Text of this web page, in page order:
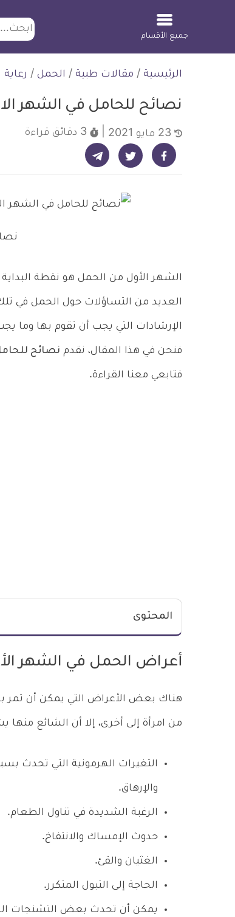
ابحث
جميع الأقسام
الرئيسية / مقالات طبية / الحمل /
نصائح للحامل في الشهر
3 دقائق قراءة
شارك على فيسبوك - ديلي ميديكال انفو شارك على تويتر - ديلي ميديكال انفو شارك على تيليجرام - ديلي ميديكال انفو
الشهر الأول من الحمل هو نقطة
العديد من التساؤلات حول الحمل في
الإرشادات التي يجب أن تقوم بها وما
فنحن في هذا المقال، نقدم نصائح
فتابعي معنا القراءة.
المحتوى
أعراض الحمل في الشهر
هناك بعض الأعراض التي يمكن أن تمر
من امرأة إلى أخرى، إلا أن الشائع منها
التغيرات الهرمونية التي تحدث
والإرهاق.
الرغبة الشديدة في تناول الطعام.
حدوث الإمساك والانتفاخ.
الغثيان والقئ.
الحاجة إلى التبول المتكرر.
يمكن أن تحدث بعض التشنجات